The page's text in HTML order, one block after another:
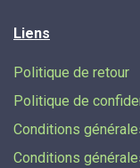
Liens
Politique de retour
Politique de
Conditions
Conditions